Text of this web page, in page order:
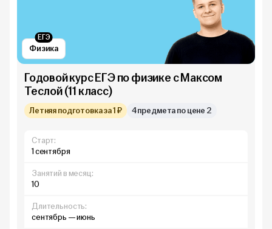
Физика
ЕГЭ
Годовой курс ЕГЭ по физике с Максом
Теслой (11 класс)
Летняя подготовка за 1 ₽ 4 предмета по цене 2
Старт:
1 сентября
Занятий в месяц:
10
Длительность:
сентябрь — июнь